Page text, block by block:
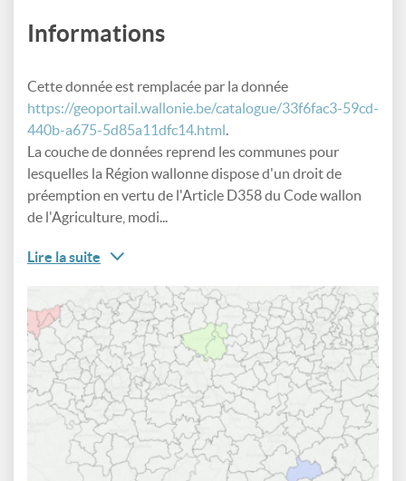
Informations
Cette donnée est remplacée par la donnée
https://geoportail.wallonie.be/catalogue/33f6fac3-59cd-
440b-a675-5d85a11dfc14.html.
La couche de données reprend les communes pour
lesquelles la Région wallonne dispose d'un droit de
préemption en vertu de l'Article D358 du Code wallon
de l'Agriculture, modi...
Lire la suite